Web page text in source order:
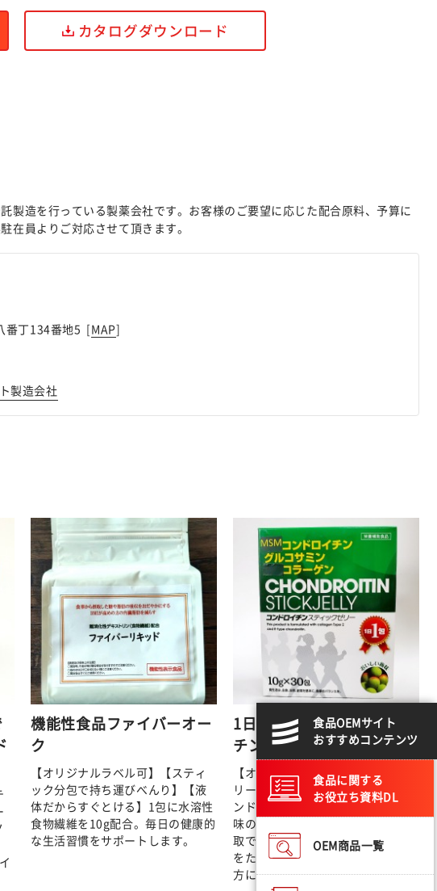
カタログダウンロード
製造を行っている製薬会社です。お客様のご要望に応じた配合原料、予算に
在員よりご対応させて頂きます。
番丁134番地5 [MAP]
製造会社
機能性食品ファイバーオー
ク
【オリジナルラベル可】【スティ
ック分包で持ち運びべんり】【液
体だからすぐとける】1包に水溶性
食物繊維を10g配合。毎日の健康的
な生活習慣をサポートします。
1日分を1包で コンドロイ
チンスティックゼリー
【オリジナル可】【スティックゼ
リーでお手軽に】1包に1日分のコ
ンドロイチンを凝縮して配合。梅
味のスティックゼリーで手軽に摂
取できます。ゼリーなので、錠剤
をたくさん飲めなくて困っている
方にも。
食品OEMサイト
おすすめコンテンツ
食品に関する
お役立ち資料DL
OEM商品一覧